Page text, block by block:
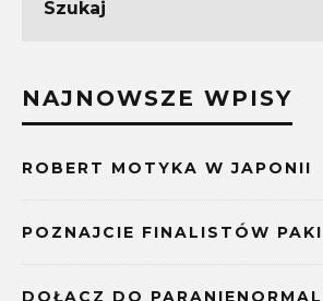
NAJNOWSZE WPISY
ROBERT MOTYKA W JAPONII
POZNAJCIE FINALISTÓW PAKI
DOŁĄCZ DO